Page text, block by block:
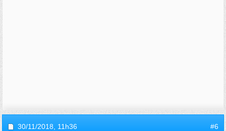
30/11/2018, 11h36 #6